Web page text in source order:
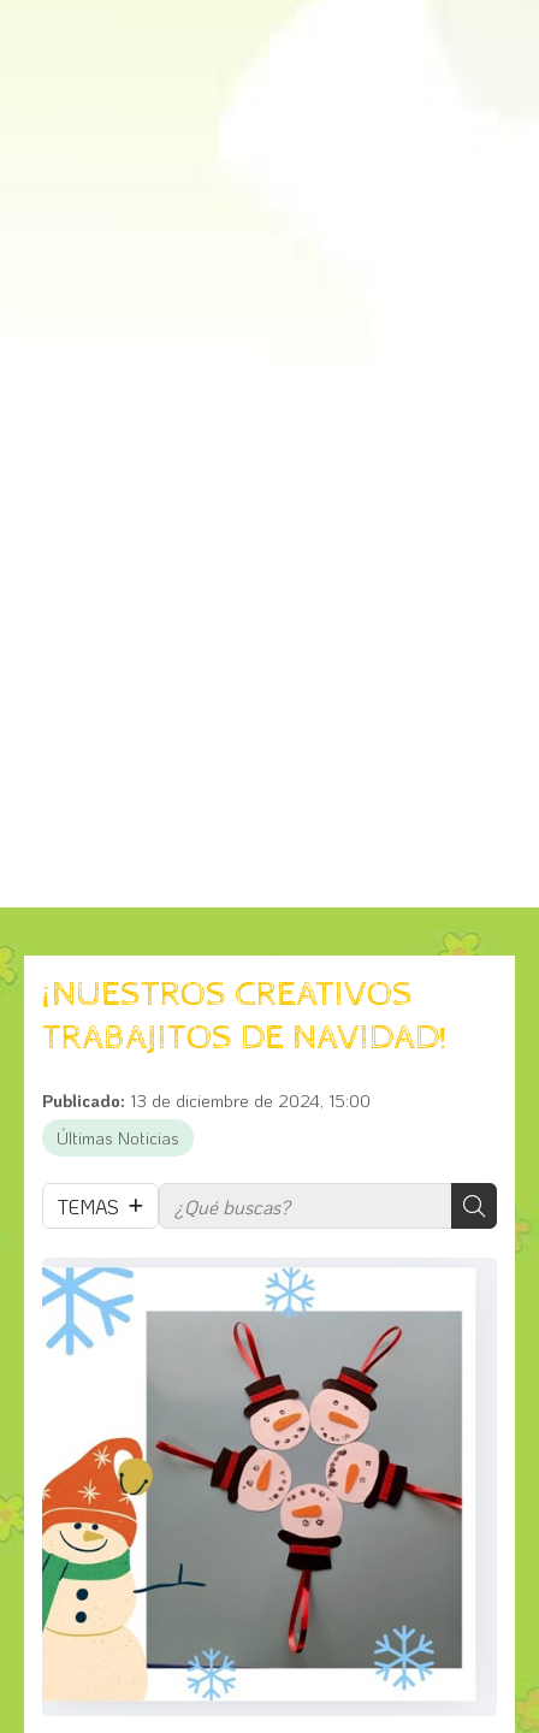
¡NUESTROS CREATIVOS
TRABAJITOS DE NAVIDAD!
Publicado: 13 de diciembre de 2024, 15:00
Últimas Noticias
TEMAS